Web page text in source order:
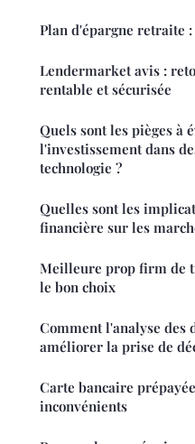
Plan d'épargne retraite
Lendermarket avis :
rentable et sécurisée
Quels sont les pièges à
l'investissement dans
technologie ?
Quelles sont les
financière sur les
Meilleure prop firm de
le bon choix
Comment l'analyse des
améliorer la prise de
Carte bancaire
inconvénients